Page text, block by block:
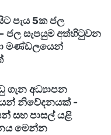
ගැන මා හට
නැතිව බොහෝ
කෙසේ
ලෙසයි"
ගත් සියලු දේ
පැය 5ක ජල
ජල සැපයුම අත්හිටුවන
මණ්ඩලයෙන්
ගැන අධ්‍යාපන
නිවේදනයක් -
සහ පාසල් යළි
මෙන්න